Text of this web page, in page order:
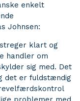
enkelt
Johnsen:
klart og
handler om
sig med. Det
det er fuldstændig